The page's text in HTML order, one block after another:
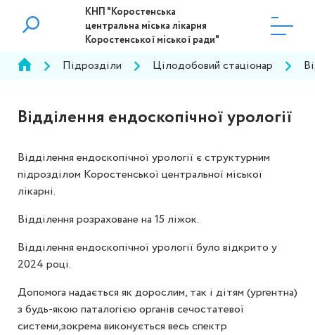
КНП "Коростенська
центральна міська лікарня
Коростенської міської ради"
Підрозділи Цілодобовий стаціонар
Відділення ендоскопічної урології
Відділення ендоскопічної урології є структурним
підрозділом Коростенської центральної міської
лікарні.
Відділення розраховане на 15 ліжок.
Відділення ендоскопічної урології було відкрито у
2024 році.
Допомога надається як дорослим, так і дітям (ургентна)
з будь-якою паталогією органів сечостатевої
системи,зокрема виконується весь спектр